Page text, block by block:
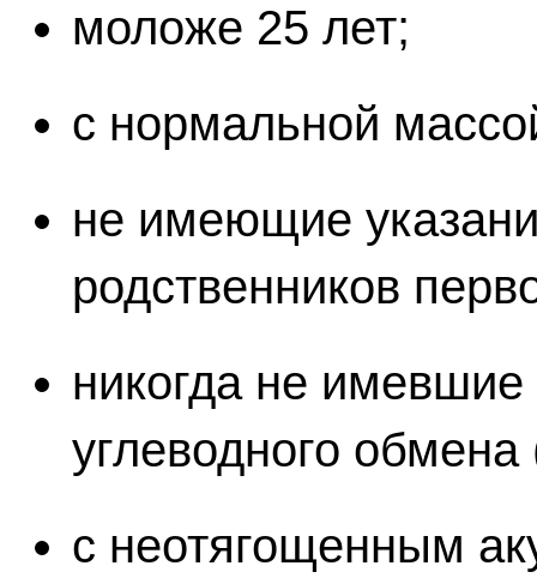
моложе 25 лет;
с нормальной
не имеющие
родственников
никогда не
углеводного
с неотягощенным